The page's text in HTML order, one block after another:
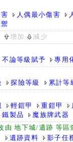
人偶最小傷害
增加
減少
不論等級賦予
專用
探險等級
累計等
輕鎧甲 重鎧甲
鐵製品
魔族牌武器
由 地下城/遺跡 等區
遺跡資料
影子任